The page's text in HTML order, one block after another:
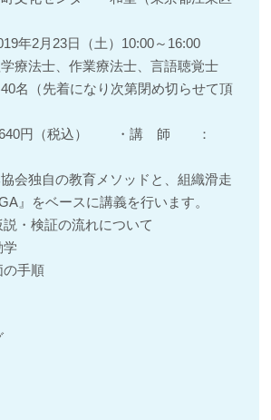
2月23日（土）10:00～16:00
法士、作業療法士、言語聴覚士
（先着になり次第閉め切らせて頂
円（税込） ・講 師 ：
独自の教育メソッドと、組織滑走
』 をベースに講義を行います。
説・検証の流れについて
学
の手順